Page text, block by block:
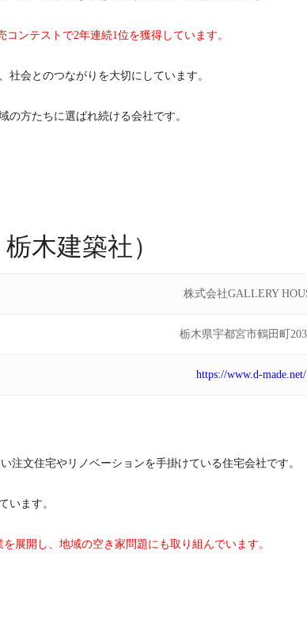
ンテストで2年連続1位を獲得しています。
社会とのつながりを大切にしています。
の方たちに選ばれ続ける会社です。
木建築社）
株式会社GALLERY
栃木県宇都宮市鶴田町
https://www.d-made.net/
注文住宅やリノベーションを手掛けている住宅会社です。
います。
展開し、地域の空き家問題にも取り組んでいます。